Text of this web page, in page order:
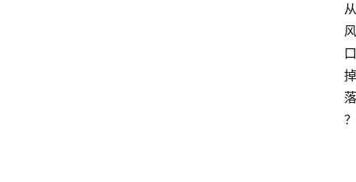
从
风
口
掉
落
？